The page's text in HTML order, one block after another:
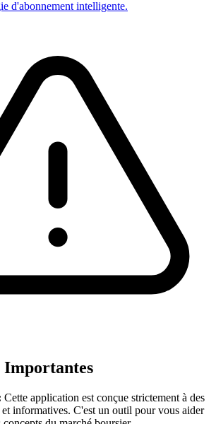
d'abonnement intelligente.
Cette application est conçue strictement à des
informatives. C'est un outil pour vous aider